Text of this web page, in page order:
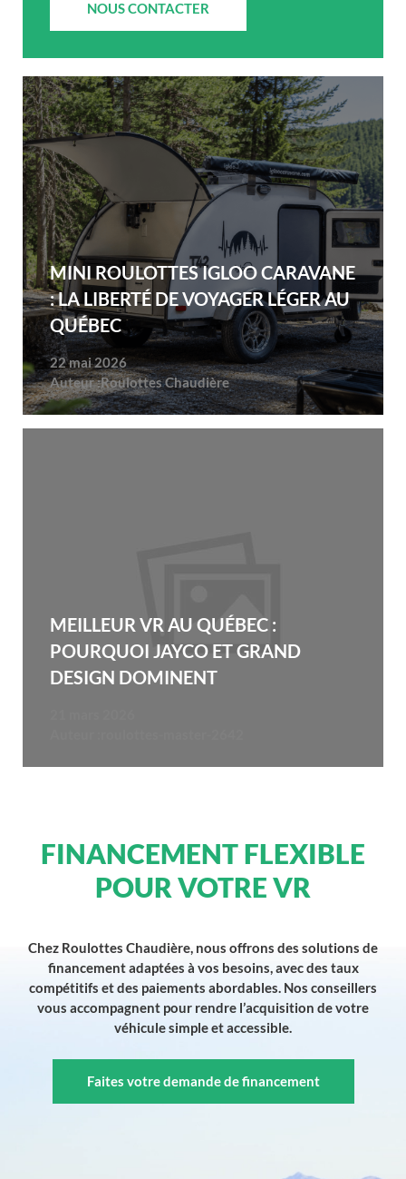
NOUS CONTACTER
MINI ROULOTTES IGLOO CARAVANE
: LA LIBERTÉ DE VOYAGER LÉGER AU
QUÉBEC
22 mai 2026
Auteur :Roulottes Chaudière
MEILLEUR VR AU QUÉBEC :
POURQUOI JAYCO ET GRAND
DESIGN DOMINENT
FINANCEMENT FLEXIBLE
POUR VOTRE VR
Chez Roulottes Chaudière, nous offrons des solutions de
financement adaptées à vos besoins, avec des taux
compétitifs et des paiements abordables. Nos conseillers
vous accompagnent pour rendre l’acquisition de votre
véhicule simple et accessible.
Faites votre demande de financement